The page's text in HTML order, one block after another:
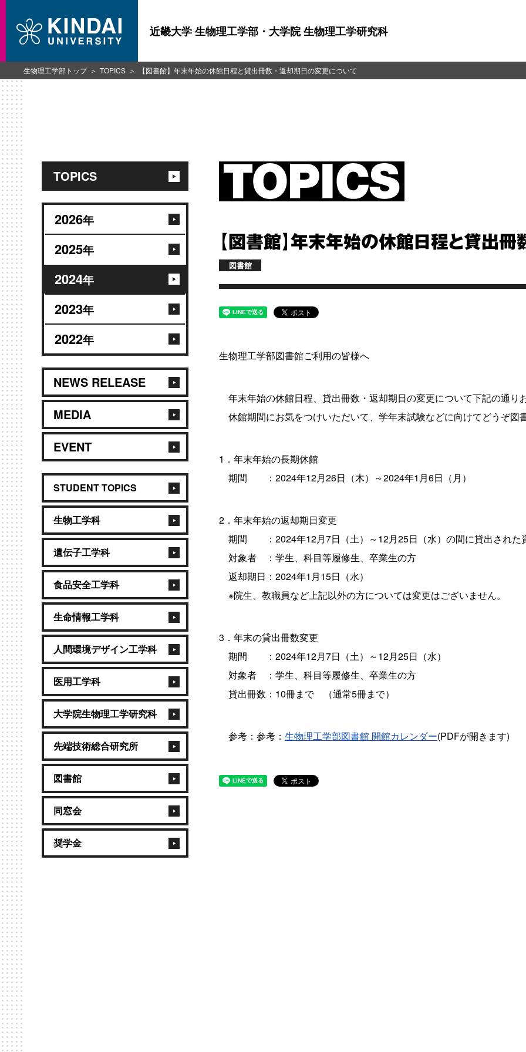
近畿大学 生物理工学部・大学院 生物理工学研究科
TOPICS
2026年
2025年
2024年
2023年
2022年
NEWS RELEASE
MEDIA
EVENT
STUDENT TOPICS
生物工学科
遺伝子工学科
食品安全工学科
生命情報工学科
人間環境デザイン工学科
医用工学科
大学院生物理工学研究科
先端技術総合研究所
図書館
同窓会
奨学金
【図書館】年末年始の休館日程と貸出
図書館
生物理工学部図書館ご利用の皆様へ
年末年始の休館日程、貸出冊数・返却期日の変更について下記の通り
休館期間にお気をつけいただいて、学年末試験などに向けてどうぞ図
1．年末年始の長期休館
期間 ：2024年12月26日（木）～2024年1月6日（月）
2．年末年始の返却期日変更
期間 ：2024年12月7日（土）～12月25日（水）の間に貸出され
対象者 ：学生、科目等履修生、卒業生の方
返却期日：2024年1月15日（水）
※院生、教職員など上記以外の方については変更はございません。
3．年末の貸出冊数変更
期間 ：2024年12月7日（土）～12月25日（水）
対象者 ：学生、科目等履修生、卒業生の方
貸出冊数：10冊まで （通常5冊まで）
参考：参考： 生物理工学部図書館 開館カレンダー(PDFが開きます)
生物理工学部トップ TOPICS 【図書館】年末年始の休館日程と貸出冊数・返却期日の変更について